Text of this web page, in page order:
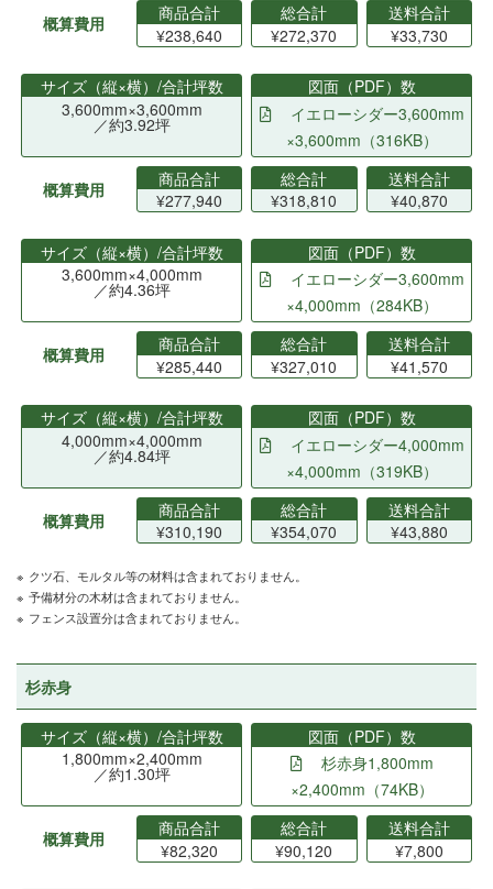
概算費用
商品合計
¥238,640
総合計
¥272,370
送料合計
¥33,730
サイズ（縦×横）/合計坪数
3,600mm×3,600mm
／約3.92坪
図面（PDF）数
イエローシダー3,600mm
×3,600mm（316KB）
概算費用
商品合計
¥277,940
総合計
¥318,810
送料合計
¥40,870
サイズ（縦×横）/合計坪数
3,600mm×4,000mm
／約4.36坪
図面（PDF）数
イエローシダー3,600mm
×4,000mm（284KB）
概算費用
商品合計
¥285,440
総合計
¥327,010
送料合計
¥41,570
サイズ（縦×横）/合計坪数
4,000mm×4,000mm
／約4.84坪
図面（PDF）数
イエローシダー4,000mm
×4,000mm（319KB）
概算費用
商品合計
¥310,190
総合計
¥354,070
送料合計
¥43,880
クツ石、モルタル等の材料は含まれておりません。
予備材分の木材は含まれておりません。
フェンス設置分は含まれておりません。
杉赤身
サイズ（縦×横）/合計坪数
1,800mm×2,400mm
／約1.30坪
図面（PDF）数
杉赤身1,800mm
×2,400mm（74KB）
概算費用
商品合計
¥82,320
総合計
¥90,120
送料合計
¥7,800